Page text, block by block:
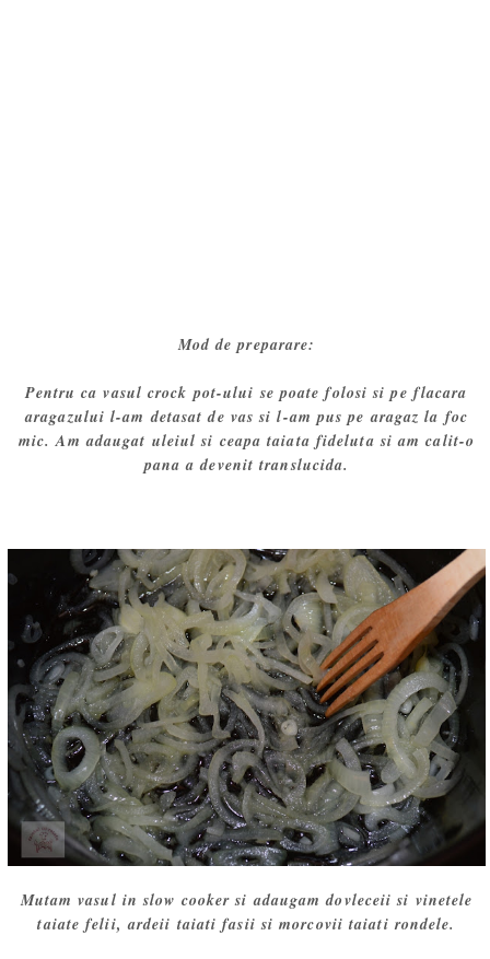
Mod de preparare:
Pentru ca vasul crock pot-ului se poate folosi si pe flacara
aragazului l-am detasat de vas si l-am pus pe aragaz la foc
mic. Am adaugat uleiul si ceapa taiata fideluta si am calit-o
pana a devenit translucida.
Mutam vasul in slow cooker si adaugam dovleceii si vinetele
taiate felii, ardeii taiati fasii si morcovii taiati rondele.